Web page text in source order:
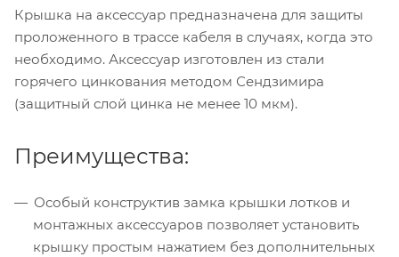
Крышка на аксессуар предназначена для защиты
проложенного в трассе кабеля в случаях, когда это
необходимо. Аксессуар изготовлен из стали
горячего цинкования методом Сендзимира
(защитный слой цинка не менее 10 мкм).
Преимущества:
Особый конструктив замка крышки лотков и
монтажных аксессуаров позволяет установить
крышку простым нажатием без дополнительных